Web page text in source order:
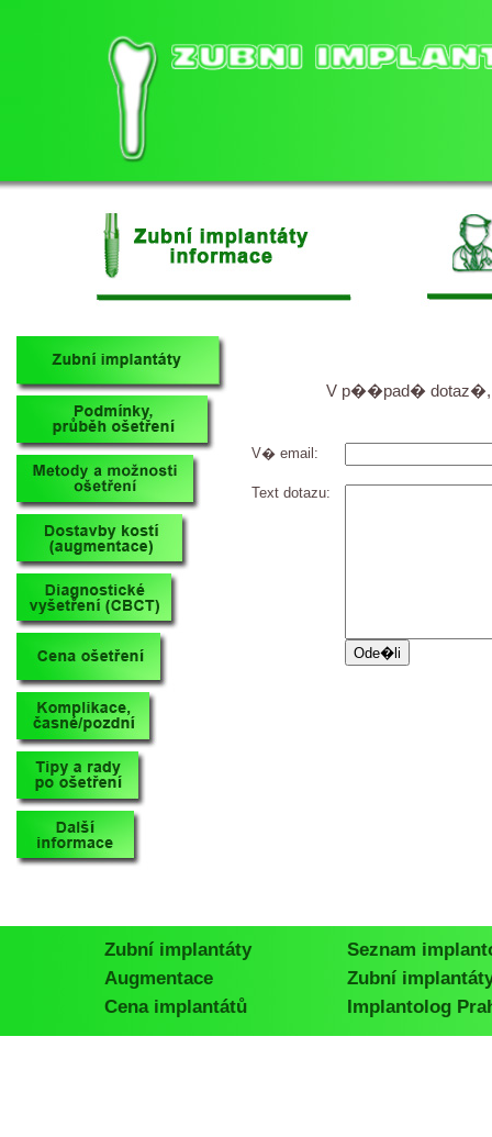
V p��pad� dotaz�,
V� email:
Text dotazu:
Zubní implantáty
Seznam
Augmentace
Zubní
Cena implantátů
Implantolog